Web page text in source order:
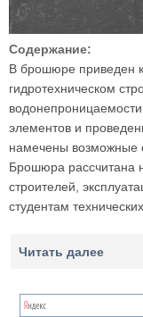
Содержание:
В брошюре приведен
гидротехническом
элементов и
намечены возможные
Брошюра рассчитана
строителей,
студентам
Читать далее